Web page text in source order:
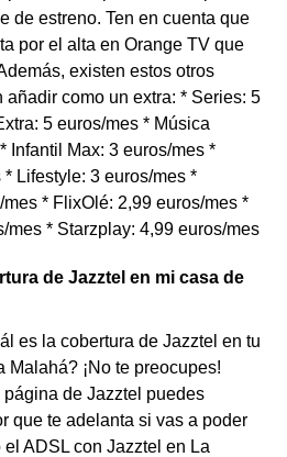
de estreno. Ten en cuenta que
por el alta en Orange TV que
existen estos otros
como un extra: * Series: 5
5 euros/mes * Música
Infantil Max: 3 euros/mes *
Lifestyle: 3 euros/mes *
* FlixOlé: 2,99 euros/mes *
mes * Starzplay: 4,99 euros/mes
de Jazztel en mi casa de
es la cobertura de Jazztel en tu
¡No te preocupes!
de Jazztel puedes
que te adelanta si vas a poder
ADSL con Jazztel en La